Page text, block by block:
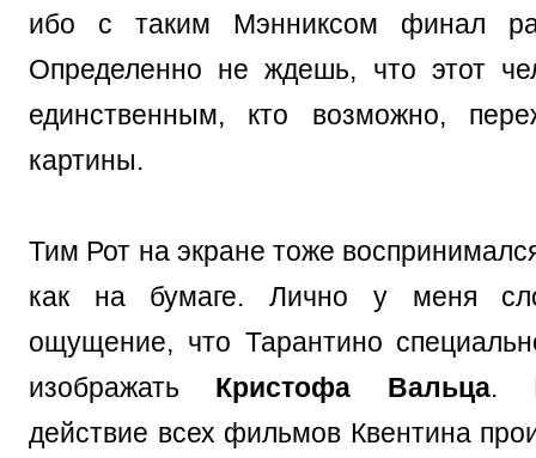
ибо с таким Мэнниксом финал
Определенно не ждешь, что этот
единственным, кто возможно,
картины.
Тим Рот на экране тоже
как на бумаге. Лично у меня
ощущение, что Тарантино
изображать Кристофа Вальца.
действие всех фильмов Квентина